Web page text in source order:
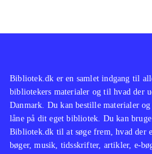
Bibliotek.dk er en samlet indgang til
bibliotekers materialer og til hvad der
Danmark. Du kan bestille materialer og
låne på dit eget bibliotek. Du kan bruge
Bibliotek.dk til at søge frem, hvad der
bøger, musik, tidsskrifter, artikler, e-